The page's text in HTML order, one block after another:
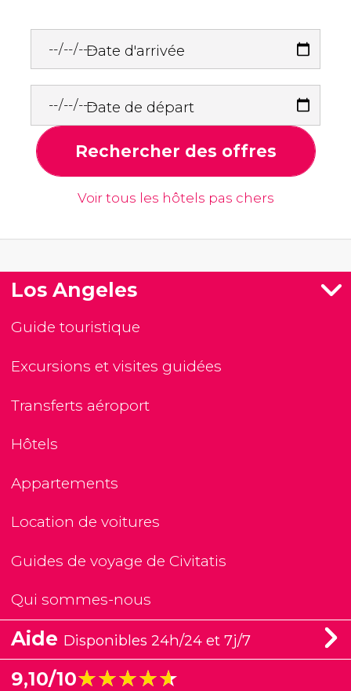
Date d'arrivée
Date de départ
Rechercher des offres
Voir tous les hôtels pas chers
Los Angeles
Guide touristique
Excursions et visites guidées
Transferts aéroport
Hôtels
Appartements
Location de voitures
Guides de voyage de Civitatis
Qui sommes-nous
Aide Disponibles 24h/24 et 7j/7
9,10/10★★★★★
★★★★★